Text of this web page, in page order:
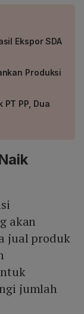
Ekspor SDA
Produksi
PP, Dua
akan
jual produk
jumlah